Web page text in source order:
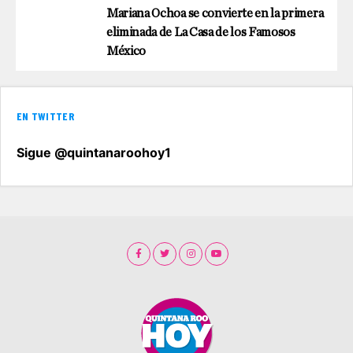
Mariana Ochoa se convierte en la primera
eliminada de La Casa de los Famosos
México
EN TWITTER
Sigue @quintanaroohoy1